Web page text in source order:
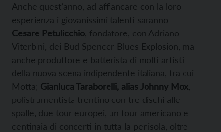
Anche quest’anno, ad affiancare con la loro
esperienza i giovanissimi talenti saranno
Cesare Petulicchio , fondatore, con Adriano
Viterbini, dei Bud Spencer Blues Explosion, ma
anche produttore e batterista di molti artisti
della nuova scena indipendente italiana, tra cui
Motta; Gianluca Taraborelli, alias Johnny Mox
polistrumentista trentino con tre dischi alle
spalle, due tour europei, un tour americano e
centinaia di concerti in tutta la penisola, oltre